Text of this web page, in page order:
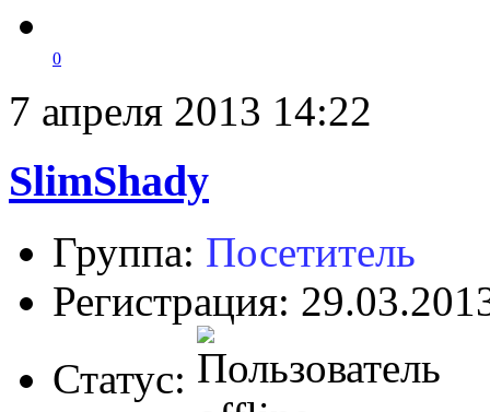
0
7 апреля 2013 14:22
SlimShady
Группа: Посетитель
Регистрация:
Статус: